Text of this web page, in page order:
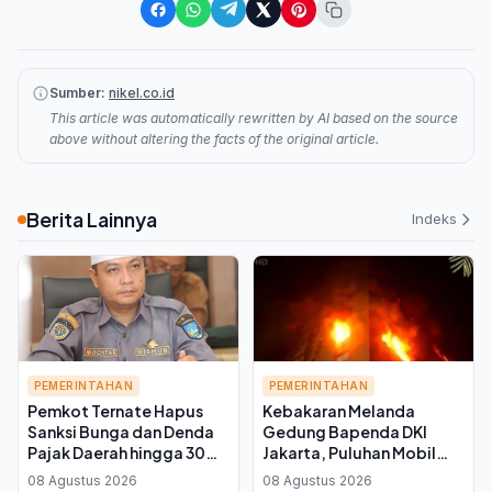
Sumber: nikel.co.id
This article was automatically rewritten by AI based on the source
above without altering the facts of the original article.
Berita Lainnya Indeks
PEMERINTAHAN
Pemkot Ternate Hapus
Sanksi Bunga dan Denda
Pajak Daerah hingga 30
September 2026, Cukup
08 Agustus 2026
PEMERINTAHAN
Kebakaran Melanda
Gedung Bapenda DKI
Jakarta, Puluhan Mobil
Damkar Dikerahkan ke
08 Agustus 2026